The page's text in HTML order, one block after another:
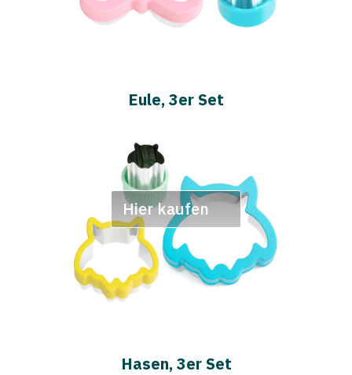
Eule, 3er Set
Hier kaufen
Hasen, 3er Set